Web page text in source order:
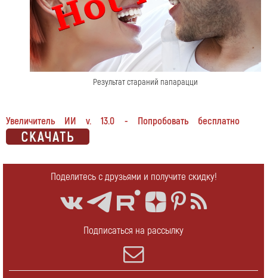
Результат стараний папарацци
Увеличитель ИИ v. 13.0 - Попробовать бесплатно
Поделитесь с друзьями и получите скидку!
Подписаться на рассылку